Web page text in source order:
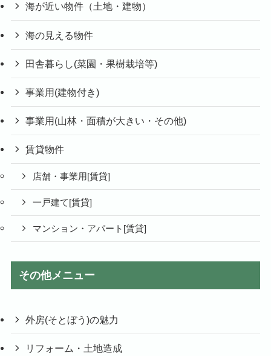
海が近い物件（土地・建物）
海の見える物件
田舎暮らし(菜園・果樹栽培等)
事業用(建物付き)
事業用(山林・面積が大きい・その他)
賃貸物件
店舗・事業用[賃貸]
一戸建て[賃貸]
マンション・アパート[賃貸]
その他メニュー
外房(そとぼう)の魅力
リフォーム・土地造成